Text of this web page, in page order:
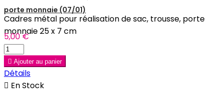
porte monnaie (07/01)
Cadres métal pour réalisation de sac, trousse, porte
monnaie 25 x 7 cm
5,00 €
 Ajouter au panier
Détails
 En Stock